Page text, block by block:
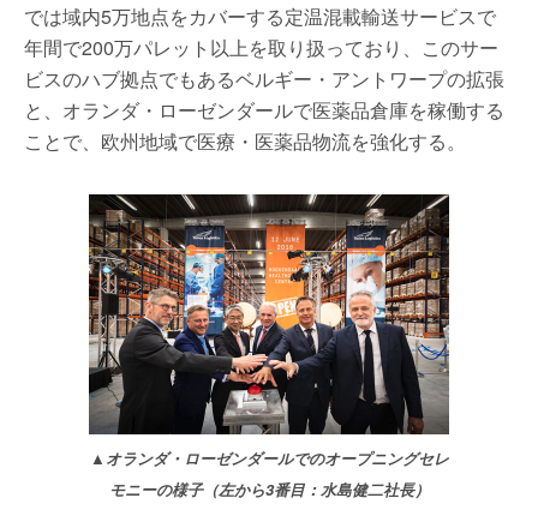
では域内5万地点をカバーする定温混載輸送サービスで
年間で200万パレット以上を取り扱っており、このサー
ビスのハブ拠点でもあるベルギー・アントワープの拡張
と、オランダ・ローゼンダールで医薬品倉庫を稼働する
ことで、欧州地域で医療・医薬品物流を強化する。
▲オランダ・ローゼンダールでのオープニングセレ
モニーの様子（左から3番目：水島健二社長）